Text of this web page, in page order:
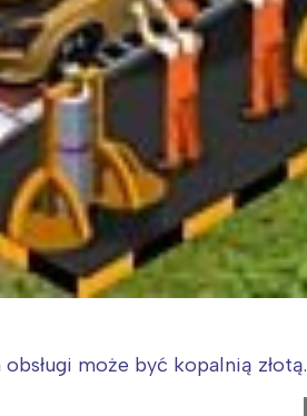
może być kopalnią złotą.